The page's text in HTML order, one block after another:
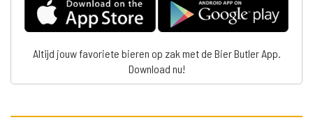
Altijd jouw favoriete bieren op zak met de Bier Butler App.
Download nu!